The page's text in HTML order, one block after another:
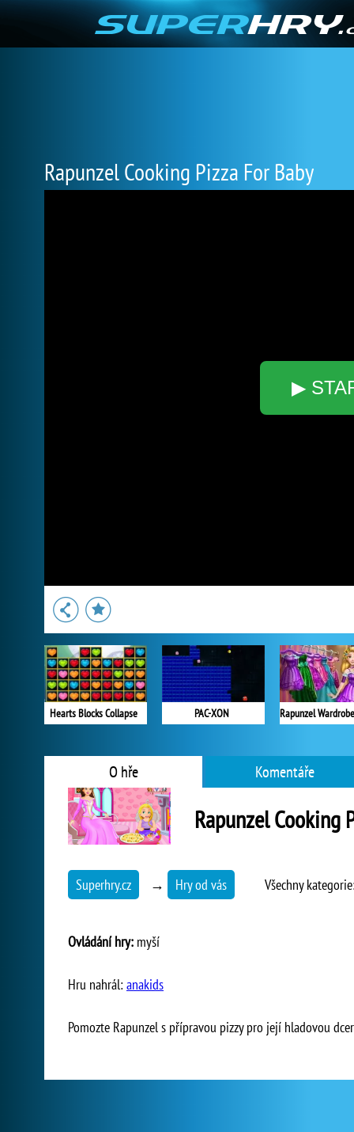
Rapunzel Cooking Pizza For Baby
▶
Hearts Blocks Collapse PAC-XON
O hře Komentáře
Rapunzel Cooking
Superhry.cz → Hry od vás Všechny
Ovládání hry: myší
Hru nahrál: anakids
Pomozte Rapunzel s přípravou pizzy pro její hladovou